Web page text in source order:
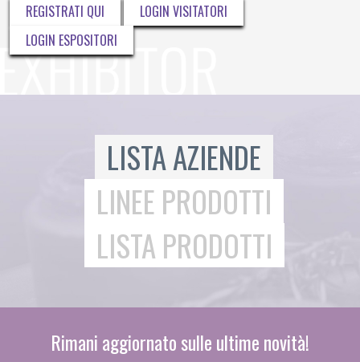
REGISTRATI QUI
LOGIN VISITATORI
LOGIN ESPOSITORI
LISTA AZIENDE
LINEE PRODOTTI
LISTA PRODOTTI
Rimani aggiornato sulle ultime novità!